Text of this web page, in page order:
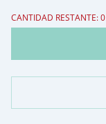
CANTIDAD RESTANTE: 0